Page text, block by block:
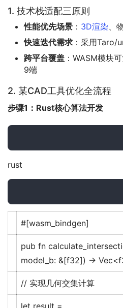
1. 技术栈适配三原则
性能优先场景 ： 3D渲染、
快速迭代需求 ：采用Taro/
跨平台覆盖 ：WASM模块
9端
2. 某CAD工具优化全流程
步骤1：Rust核心算法开发
rust
#[wasm_bindgen]
pub fn
model_b: &[f32]) -> Vec<
// 实现几何交集计算
let result =